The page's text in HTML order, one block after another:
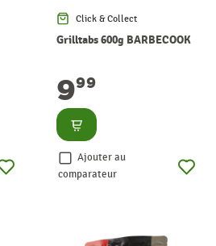
Click & Collect
Grilltabs 600g BARBECOOK
999
Consulter
Ajouter au
comparateur